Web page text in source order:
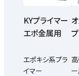
KYプライマー
エポ金属用
エポキシ系プラ
イマー